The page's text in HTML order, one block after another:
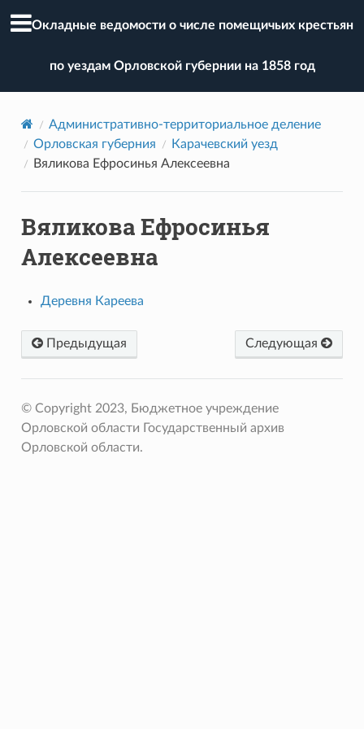
Окладные ведомости о числе помещичьих крестьян
по уездам Орловской губернии на 1858 год
Административно-территориальное деление
Орловская губерния
Карачевский уезд
Вяликова Ефросинья Алексеевна
Вяликова Ефросинья
Алексеевна
Деревня Кареева
Предыдущая Следующая
© Copyright 2023, Бюджетное учреждение
Орловской области Государственный архив
Орловской области.